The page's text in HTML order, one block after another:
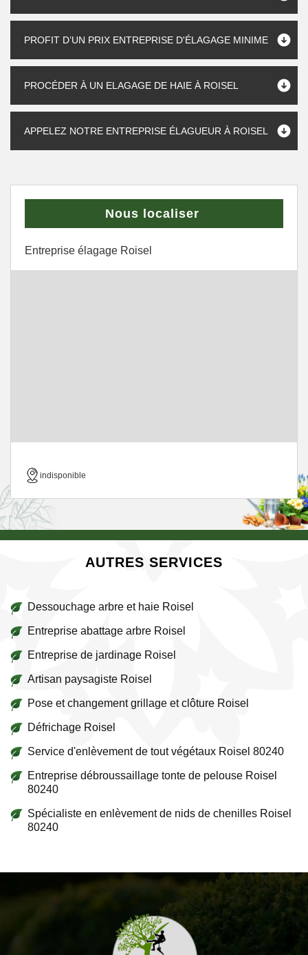
PROFIT D’UN PRIX ENTREPRISE D'ÉLAGAGE MINIME
PROCÉDER À UN ELAGAGE DE HAIE À ROISEL
APPELEZ NOTRE ENTREPRISE ÉLAGUEUR À ROISEL
Nous localiser
Entreprise élagage Roisel
indisponible
AUTRES SERVICES
Dessouchage arbre et haie Roisel
Entreprise abattage arbre Roisel
Entreprise de jardinage Roisel
Artisan paysagiste Roisel
Pose et changement grillage et clôture Roisel
Défrichage Roisel
Service d'enlèvement de tout végétaux Roisel 80240
Entreprise débroussaillage tonte de pelouse Roisel
80240
Spécialiste en enlèvement de nids de chenilles Roisel
80240